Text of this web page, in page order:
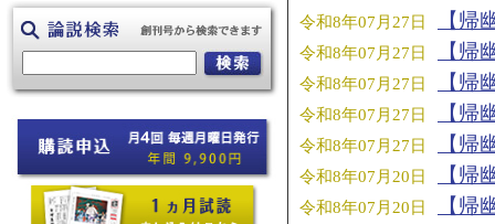
令和8年07月27日 【
令和8年07月27日 【
令和8年07月27日 【
令和8年07月27日 【
令和8年07月27日 【
令和8年07月20日 【
令和8年07月20日 【